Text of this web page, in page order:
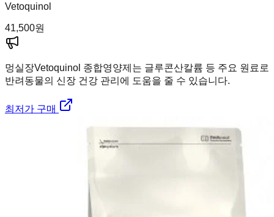
Vetoquinol
41,500원
멍실장Vetoquinol 종합영양제는 글루콘산칼륨 등 주요 원료로
반려동물의 신장 건강 관리에 도움을 줄 수 있습니다.
최저가 구매